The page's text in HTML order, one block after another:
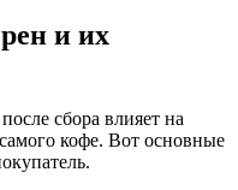
и их
сбора влияет на
кофе. Вот основные